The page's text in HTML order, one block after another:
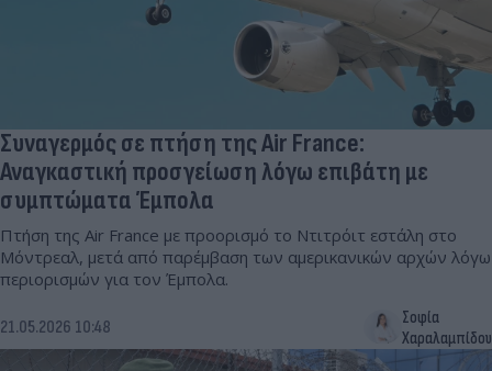
Συναγερμός σε πτήση της Air France:
Αναγκαστική προσγείωση λόγω επιβάτη με
συμπτώματα Έμπολα
Πτήση της Air France με προορισμό το Ντιτρόιτ εστάλη στο
Μόντρεαλ, μετά από παρέμβαση των αμερικανικών αρχών λόγω
περιορισμών για τον Έμπολα.
21.05.2026 10:48
Σοφία
Χαραλαμπίδου